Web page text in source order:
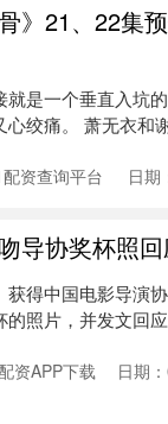
》21、22集
就是一个垂直入坑
绞痛。 萧无衣和
资查询平台 日期
导协奖杯照回
得中国电影导演
照片，并发文回
资APP下载 日期